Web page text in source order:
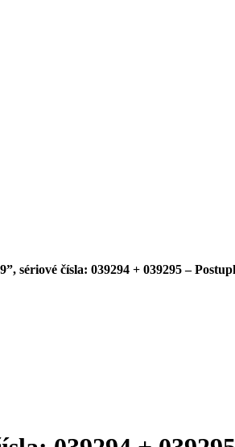
sériové čísla: 039294 + 039295 –